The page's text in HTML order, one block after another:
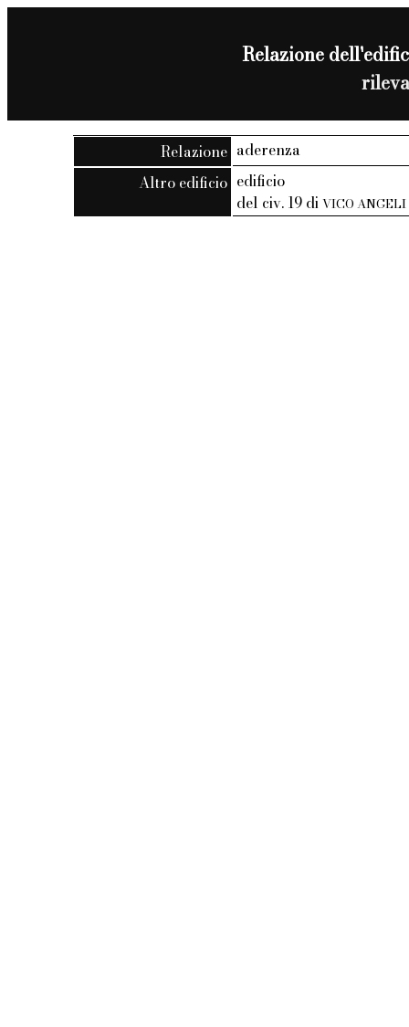
Relazione
Relazione aderenza
Altro edificio edificio
del civ. 19 diVICO ANGELI